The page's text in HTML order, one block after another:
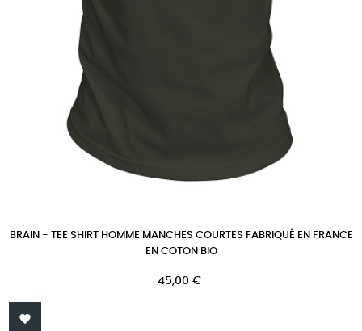
BRAIN - TEE SHIRT HOMME MANCHES COURTES FABRIQUÉ EN FRANCE
EN COTON BIO
Prix
45,00 €
